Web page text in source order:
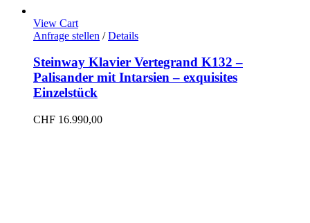
View Cart
Anfrage stellen / Details
Steinway Klavier Vertegrand K132 –
Palisander mit Intarsien – exquisites
Einzelstück
CHF 16.990,00